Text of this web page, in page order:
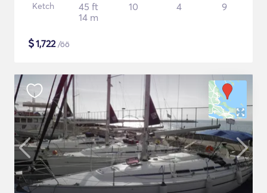
Ketch
45 ft
14 m
10 4 9
$1,722/öö